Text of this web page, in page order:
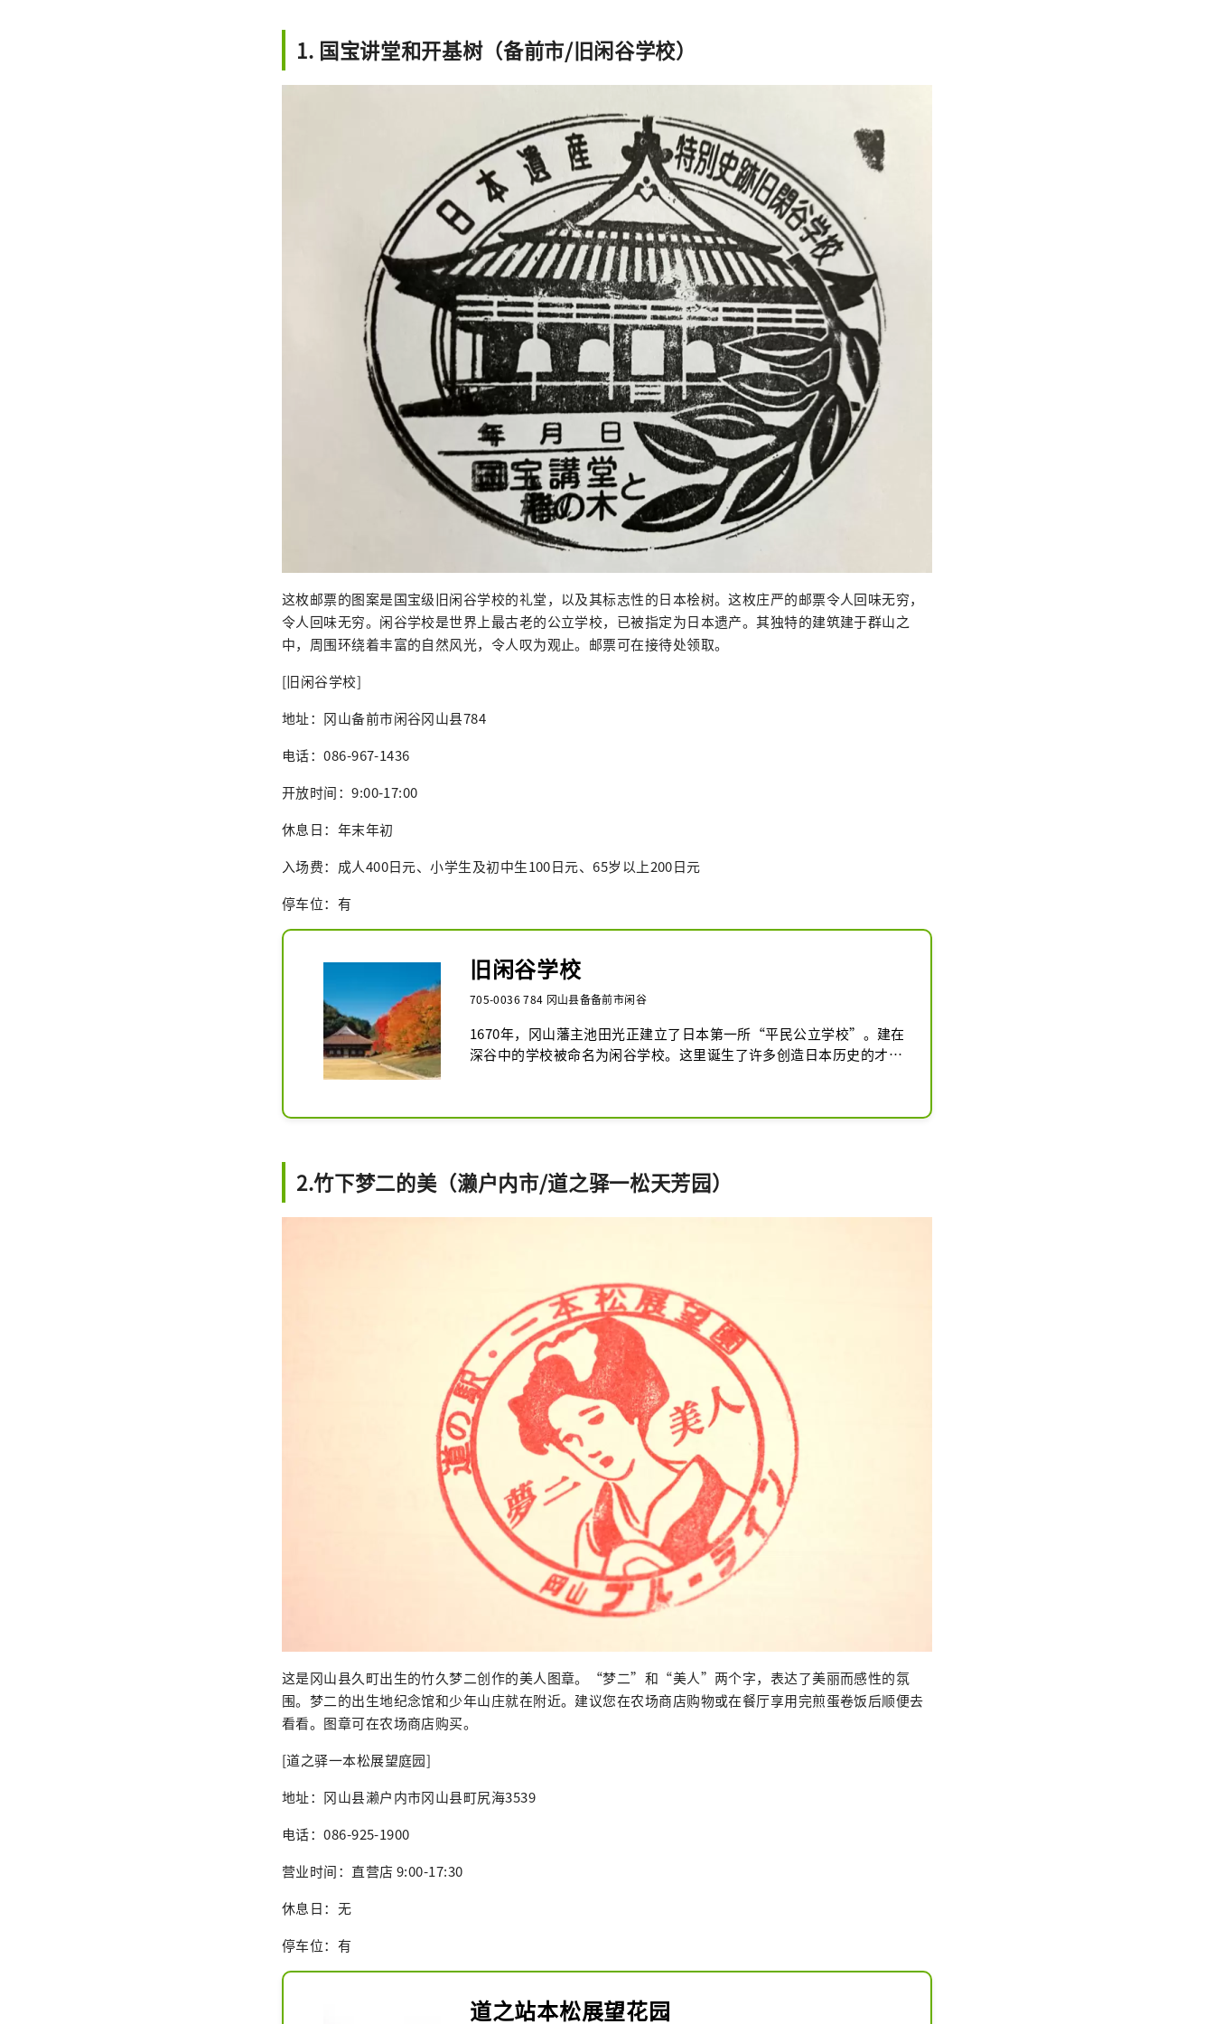
1. 国宝讲堂和开基树（备前市/旧闲谷学校）
这枚邮票的图案是国宝级旧闲谷学校的礼堂，以及其标志性的日本桧树。这枚庄严的邮票令人回味无穷，
令人回味无穷。闲谷学校是世界上最古老的公立学校，已被指定为日本遗产。其独特的建筑建于群山之
中，周围环绕着丰富的自然风光，令人叹为观止。邮票可在接待处领取。
[旧闲谷学校]
地址：冈山备前市闲谷冈山县784
电话：086-967-1436
开放时间：9:00-17:00
休息日：年末年初
入场费：成人400日元、小学生及初中生100日元、65岁以上200日元
停车位：有
旧闲谷学校
705-0036 784 冈山县备备前市闲谷
1670年，冈山藩主池田光正建立了日本第一所“平民公立学校”。建在
深谷中的学校被命名为闲谷学校。这里诞生了许多创造日本历史的才华
供奉着儒家创始人孔子雕像的神社。
“近代日本的教育遗产群-学习和文明的精神”。它被认证为日本第一个
遗产“起源”。
2.竹下梦二的美（濑户内市/道之驿一松天芳园）
这是冈山县久町出生的竹久梦二创作的美人图章。“梦二”和“美人”两个字，表达了美丽而感性的氛
围。梦二的出生地纪念馆和少年山庄就在附近。建议您在农场商店购物或在餐厅享用完煎蛋卷饭后顺便去
看看。图章可在农场商店购买。
[道之驿一本松展望庭园]
地址：冈山县濑户内市冈山县町尻海3539
电话：086-925-1900
营业时间：直营店 9:00-17:30
休息日：无
停车位：有
道之站本松展望花园